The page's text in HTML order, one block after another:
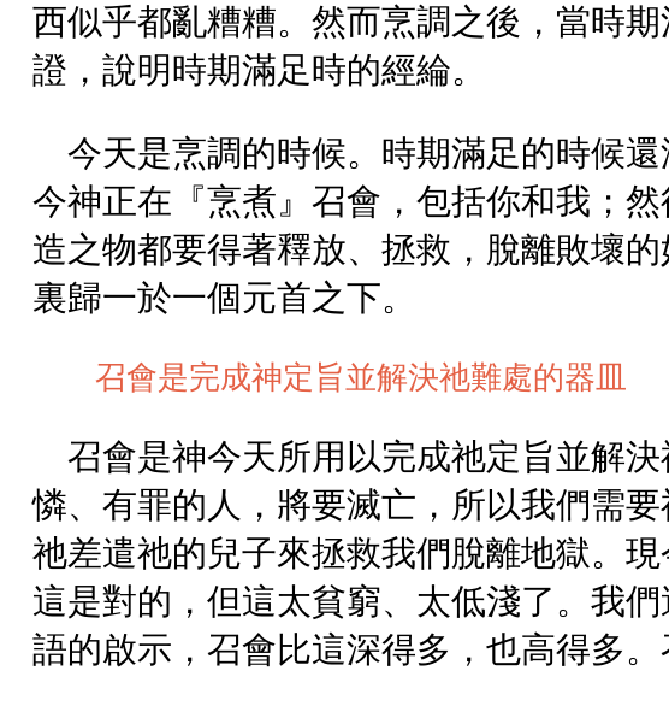
西似乎都亂糟糟。然而烹調之後，當時
證，說明時期滿足時的經綸。
今天是烹調的時候。時期滿足的時候
今神正在『烹煮』召會，包括你和我；
造之物都要得著釋放、拯救，脫離敗壞
裏歸一於一個元首之下。
召會是完成神定旨並解決祂難處的器皿
召會是神今天所用以完成祂定旨並解
憐、有罪的人，將要滅亡，所以我們需
祂差遣祂的兒子來拯救我們脫離地獄。
這是對的，但這太貧窮、太低淺了。我
語的啟示，召會比這深得多，也高得多